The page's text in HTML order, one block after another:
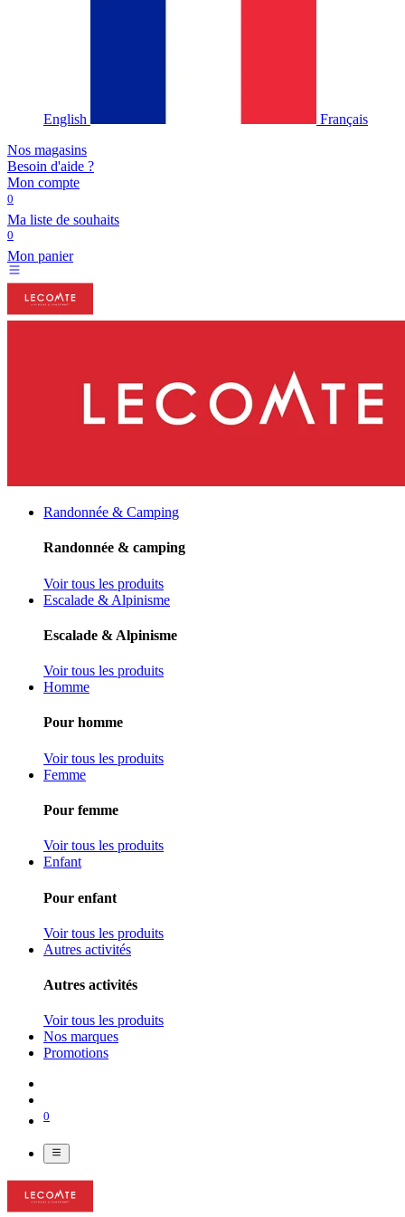
English
Français
Nos magasins
Besoin d'aide ?
Mon compte
0
Ma liste de souhaits
0
Mon panier
Randonnée & Camping
Randonnée & camping
Voir tous les produits
Escalade & Alpinisme
Escalade & Alpinisme
Voir tous les produits
Homme
Pour homme
Voir tous les produits
Femme
Pour femme
Voir tous les produits
Enfant
Pour enfant
Voir tous les produits
Autres activités
Autres activités
Voir tous les produits
Nos marques
Promotions
0